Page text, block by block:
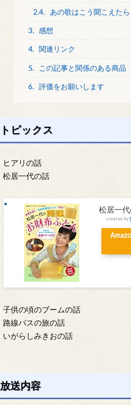
2.4. あの歌はこう聞こえた
3. 感想
4. 関連リンク
5. この記事と関係のある商品
6. 評価をお願いします
トピックス
ヒアリの話
松居一代の話
松居一
created by
子供の頃のブームの話
路線バスの旅の話
いがらしみきおの話
放送内容